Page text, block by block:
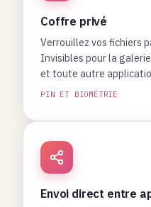
Coffre privé
Verrouillez vos fichiers
Invisibles pour la
et toute autre
PIN ET BIOMÉTRIE
Envoi direct entre